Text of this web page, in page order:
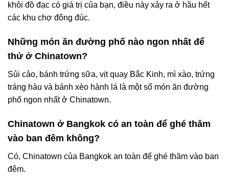
khỏi đồ đạc có giá trị của bạn, điều này xảy ra ở hầu hết
các khu chợ đông đúc.
Những món ăn đường phố nào ngon nhất để
thử ở Chinatown?
Sủi cảo, bánh trứng sữa, vịt quay Bắc Kinh, mì xào, trứng
tráng hàu và bánh xèo hành lá là một số món ăn đường
phố ngon nhất ở Chinatown.
Chinatown ở Bangkok có an toàn để ghé thăm
vào ban đêm không?
Có, Chinatown của Bangkok an toàn để ghé thăm vào ban
đêm.